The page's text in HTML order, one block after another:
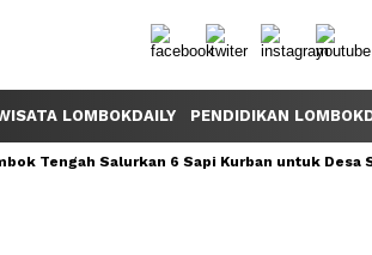
LOMBOKDAILY PENDIDIKAN
Tengah Salurkan 6 Sapi Kurban untuk Desa